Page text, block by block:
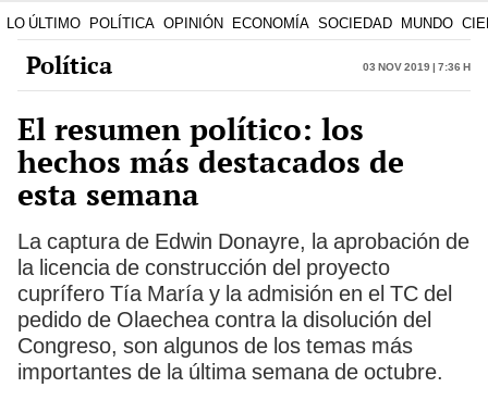
LO ÚLTIMO POLÍTICA OPINIÓN ECONOMÍA SOCIEDAD MUNDO
Política 03 Nov 2019 | 7:36 h
El resumen político: los
hechos más destacados de
esta semana
La captura de Edwin Donayre, la aprobación de
la licencia de construcción del proyecto
cuprífero Tía María y la admisión en el TC del
pedido de Olaechea contra la disolución del
Congreso, son algunos de los temas más
importantes de la última semana de octubre.